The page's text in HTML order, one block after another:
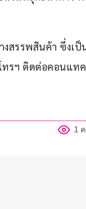
งสรรพสินค้า ซึ่งเป็
ทรฯ ติดต่อคอนแทค
1